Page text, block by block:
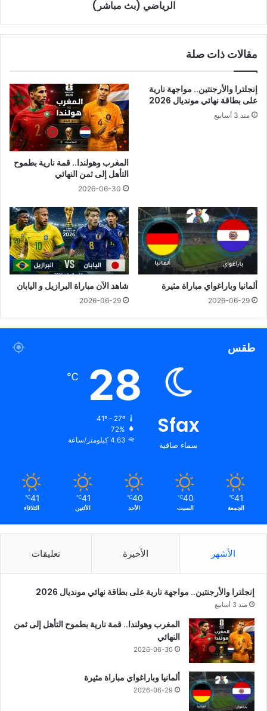
الرياضي (بث مباشر)
مقالات ذات صلة
إنجلترا والأرجنتين.. مواجهة نارية
على بطاقة نهائي مونديال 2026
منذ 3 أسابيع
المغرب وهولندا.. قمة نارية بطموح
التأهل إلى ثمن النهائي
2026-06-30
ألمانيا وباراغواي مباراة مثيرة
2026-06-29
شاهد الآن مباراة البرازيل و اليابان
2026-06-29
طقس
Sfax
سماء صافية
28
℃
41º - 27º
72%
4.63 كيلومتر/ساعة
41
℃
الجمعة
40
℃
السبت
40
℃
الأحد
41
℃
الأثنين
41
℃
الثلاثاء
الأشهر الأخيرة تعليقات
إنجلترا والأرجنتين.. مواجهة نارية على بطاقة نهائي مونديال 2026
منذ 3 أسابيع
المغرب وهولندا.. قمة نارية بطموح التأهل إلى ثمن
النهائي
2026-06-30
ألمانيا وباراغواي مباراة مثيرة
2026-06-29